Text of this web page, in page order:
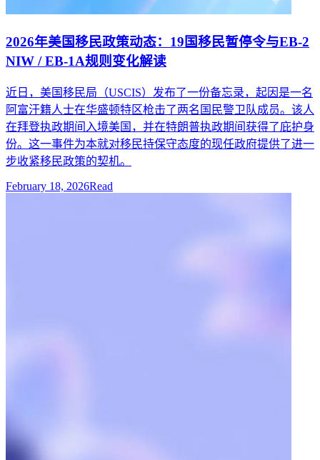
2026年美国移民政策动态：19国移民暂停令与EB-2
NIW / EB-1A规则变化解读
近日，美国移民局（USCIS）发布了一份备忘录，起因是一名
阿富汗籍人士在华盛顿特区枪击了两名国民警卫队成员。该人
在拜登执政期间入境美国，并在特朗普执政期间获得了庇护身
份。这一事件为本就对移民持保守态度的现任政府提供了进一
步收紧移民政策的契机。
February 18, 2026Read